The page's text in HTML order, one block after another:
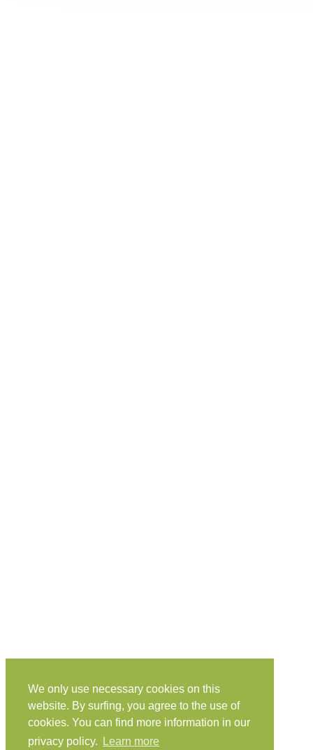
We only use necessary cookies on this
website. By surfing, you agree to the use of
cookies. You can find more information in our
privacy policy.
Learn more